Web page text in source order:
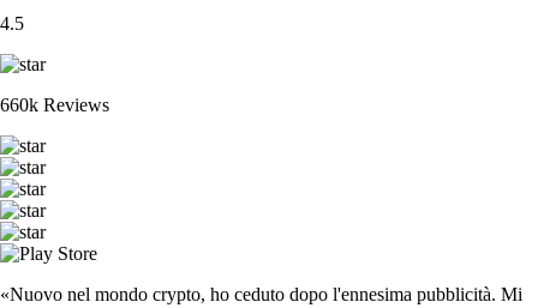
4.5
660k Reviews
«Nuovo nel mondo crypto, ho ceduto dopo l'ennesima pubblicità. Mi